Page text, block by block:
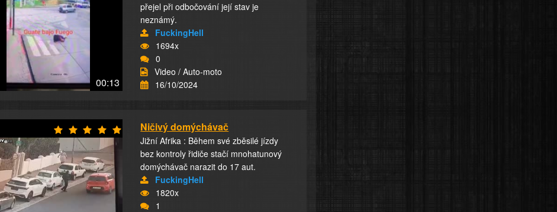
00:13
přejel při odbočování její stav je
neznámý.
FuckingHell
1694x
0
Video / Auto-moto
16/10/2024
Ničivý domýchávač
Jižní Afrika : Během své zběsilé jízdy
bez kontroly řidiče stačí mnohatunový
domýchávač narazit do 17 aut.
FuckingHell
1820x
1